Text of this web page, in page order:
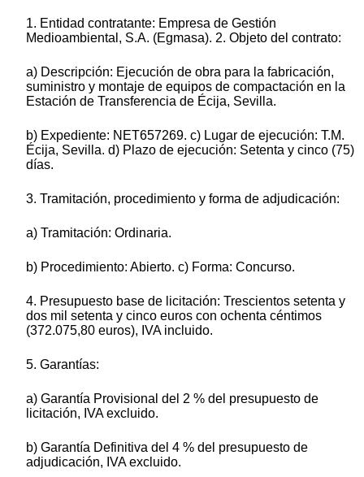
1. Entidad contratante: Empresa de Gestión
Medioambiental, S.A. (Egmasa). 2. Objeto del contrato:
a) Descripción: Ejecución de obra para la fabricación,
suministro y montaje de equipos de compactación en la
Estación de Transferencia de Écija, Sevilla.
b) Expediente: NET657269. c) Lugar de ejecución: T.M.
Écija, Sevilla. d) Plazo de ejecución: Setenta y cinco (75)
días.
3. Tramitación, procedimiento y forma de adjudicación:
a) Tramitación: Ordinaria.
b) Procedimiento: Abierto. c) Forma: Concurso.
4. Presupuesto base de licitación: Trescientos setenta y
dos mil setenta y cinco euros con ochenta céntimos
(372.075,80 euros), IVA incluido.
5. Garantías:
a) Garantía Provisional del 2 % del presupuesto de
licitación, IVA excluido.
b) Garantía Definitiva del 4 % del presupuesto de
adjudicación, IVA excluido.